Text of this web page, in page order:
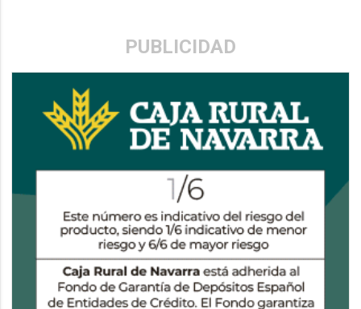
PUBLICIDAD